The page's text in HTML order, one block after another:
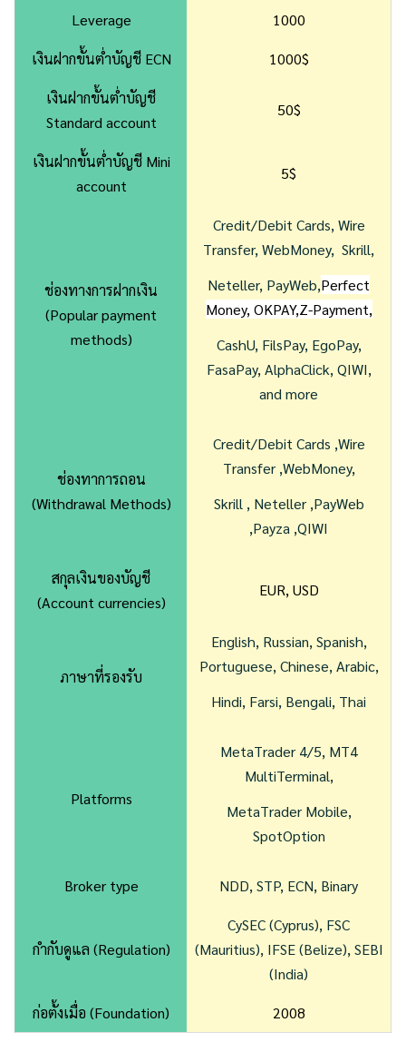
Leverage 1000
เงินฝากขั้นต่ำบัญชี ECN 1000$
เงินฝากขั้นต่ำบัญชี
Standard account
50$
เงินฝากขั้นต่ำบัญชี Mini
account
5$
ช่องทางการฝากเงิน
(Popular payment
methods)
Credit/Debit Cards, Wire
Transfer, WebMoney, Skrill,
Neteller, PayWeb,Perfect
Money, OKPAY,Z-Payment,
CashU, FilsPay, EgoPay,
FasaPay, AlphaClick, QIWI,
and more
ช่องทาการถอน
(Withdrawal Methods)
Credit/Debit Cards ,Wire
Transfer ,WebMoney,
Skrill , Neteller ,PayWeb
,Payza ,QIWI
สกุลเงินของบัญชี
(Account currencies)
EUR, USD
ภาษาที่รองรับ
English, Russian, Spanish,
Portuguese, Chinese, Arabic,
Hindi, Farsi, Bengali, Thai
Platforms
MetaTrader 4/5, MT4
MultiTerminal,
MetaTrader Mobile,
SpotOption
Broker type NDD, STP, ECN, Binary
กำกับดูแล (Regulation)
CySEC (Cyprus), FSC
(Mauritius), IFSE (Belize), SEBI
(India)
ก่อตั้งเมื่อ (Foundation) 2008